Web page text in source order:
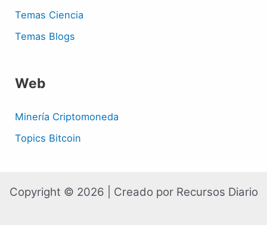
Temas Ciencia
Temas Blogs
Web
Minería Criptomoneda
Topics Bitcoin
Copyright © 2026 | Creado por Recursos Diario